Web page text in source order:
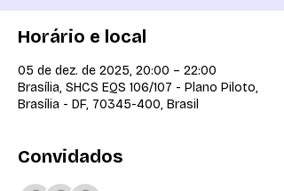
Horário e local
05 de dez. de 2025, 20:00 – 22:00
Brasília, SHCS EQS 106/107 - Plano Piloto,
Brasília - DF, 70345-400, Brasil
Convidados